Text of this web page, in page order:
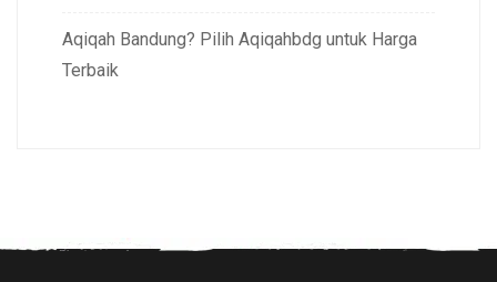
Aqiqah Bandung? Pilih Aqiqahbdg untuk Harga
Terbaik